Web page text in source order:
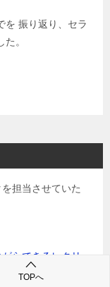
を 振り返り、セラ
。
担当させていた
らできるレクリ
TOPへ